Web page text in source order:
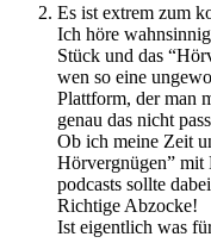
Es ist extrem zum
Ich höre
Stück und das
wen so eine
Plattform, der man
genau das nicht
Ob ich meine Zeit
Hörvergnügen” mit
podcasts sollte
Richtige Abzocke!
Ist eigentlich was